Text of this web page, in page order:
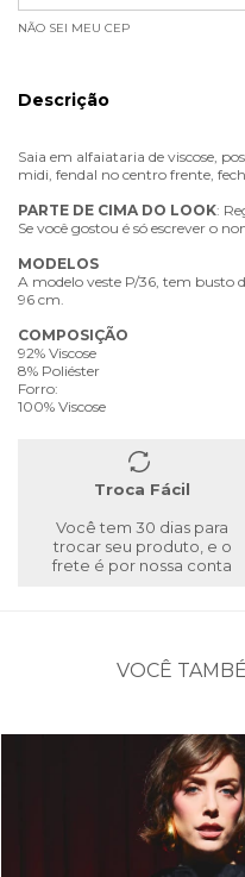
NÃO SEI MEU CEP
Descrição
Saia em alfaiataria de viscose,
midi, fendal no centro frente,
PARTE DE CIMA DO LOOK:
Se você gostou é só escrever o
MODELOS
A modelo veste P/36, tem busto
96 cm.
COMPOSIÇÃO
92% Viscose
8% Poliéster
Forro:
100% Viscose
Troca Fácil
Você tem 30 dias para
trocar seu produto, e o
frete é por nossa conta
VOCÊ